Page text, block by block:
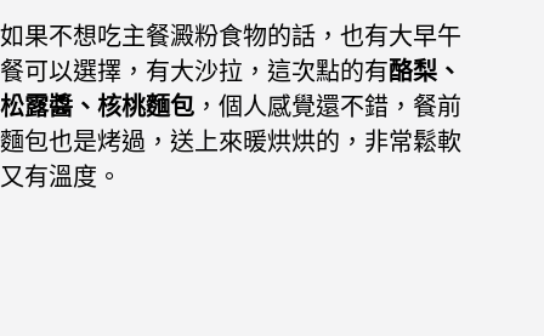
如果不想吃主餐澱粉食物的話，也有大早午
餐可以選擇，有大沙拉，這次點的有酪梨、
松露醬、核桃麵包 ，個人感覺還不錯，餐前
麵包也是烤過， 送上來暖烘烘的，非常鬆軟
又有溫度。